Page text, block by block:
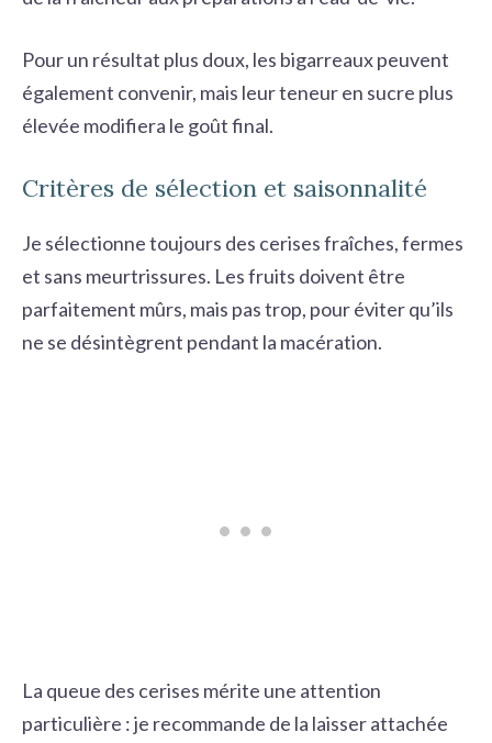
Pour un résultat plus doux, les bigarreaux peuvent
également convenir, mais leur teneur en sucre plus
élevée modifiera le goût final.
Critères de sélection et saisonnalité
Je sélectionne toujours des cerises fraîches, fermes
et sans meurtrissures. Les fruits doivent être
parfaitement mûrs, mais pas trop, pour éviter qu’ils
ne se désintègrent pendant la macération.
La queue des cerises mérite une attention
particulière : je recommande de la laisser attachée